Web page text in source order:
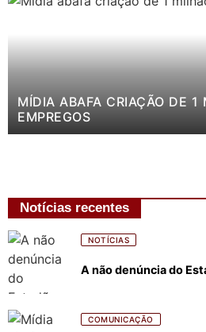
MÍDIA ABAFA CRIAÇÃO DE 1
EMPREGOS
Notícias recentes
NOTÍCIAS
A não denúncia do
COMUNICAÇÃO